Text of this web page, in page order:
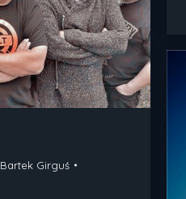
Bartek Girguś